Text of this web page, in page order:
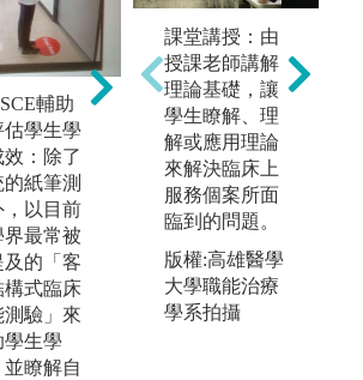
輔助
估學生學
效：除了
紙筆測
，以目前
界最常被
及的「客
構式臨床
測驗」來
學生學
並瞭解自
專業的講課內
容：由教授和
副教授級師資
進行授課。
圖解:專業的講
課內容
課堂講授：由
授課老師講解
理論基礎，讓
學生瞭解、理
解或應用理論
來解決臨床上
服務個案所面
臨到的問題。
版權:高雄醫學
大學職能治療
學系拍攝